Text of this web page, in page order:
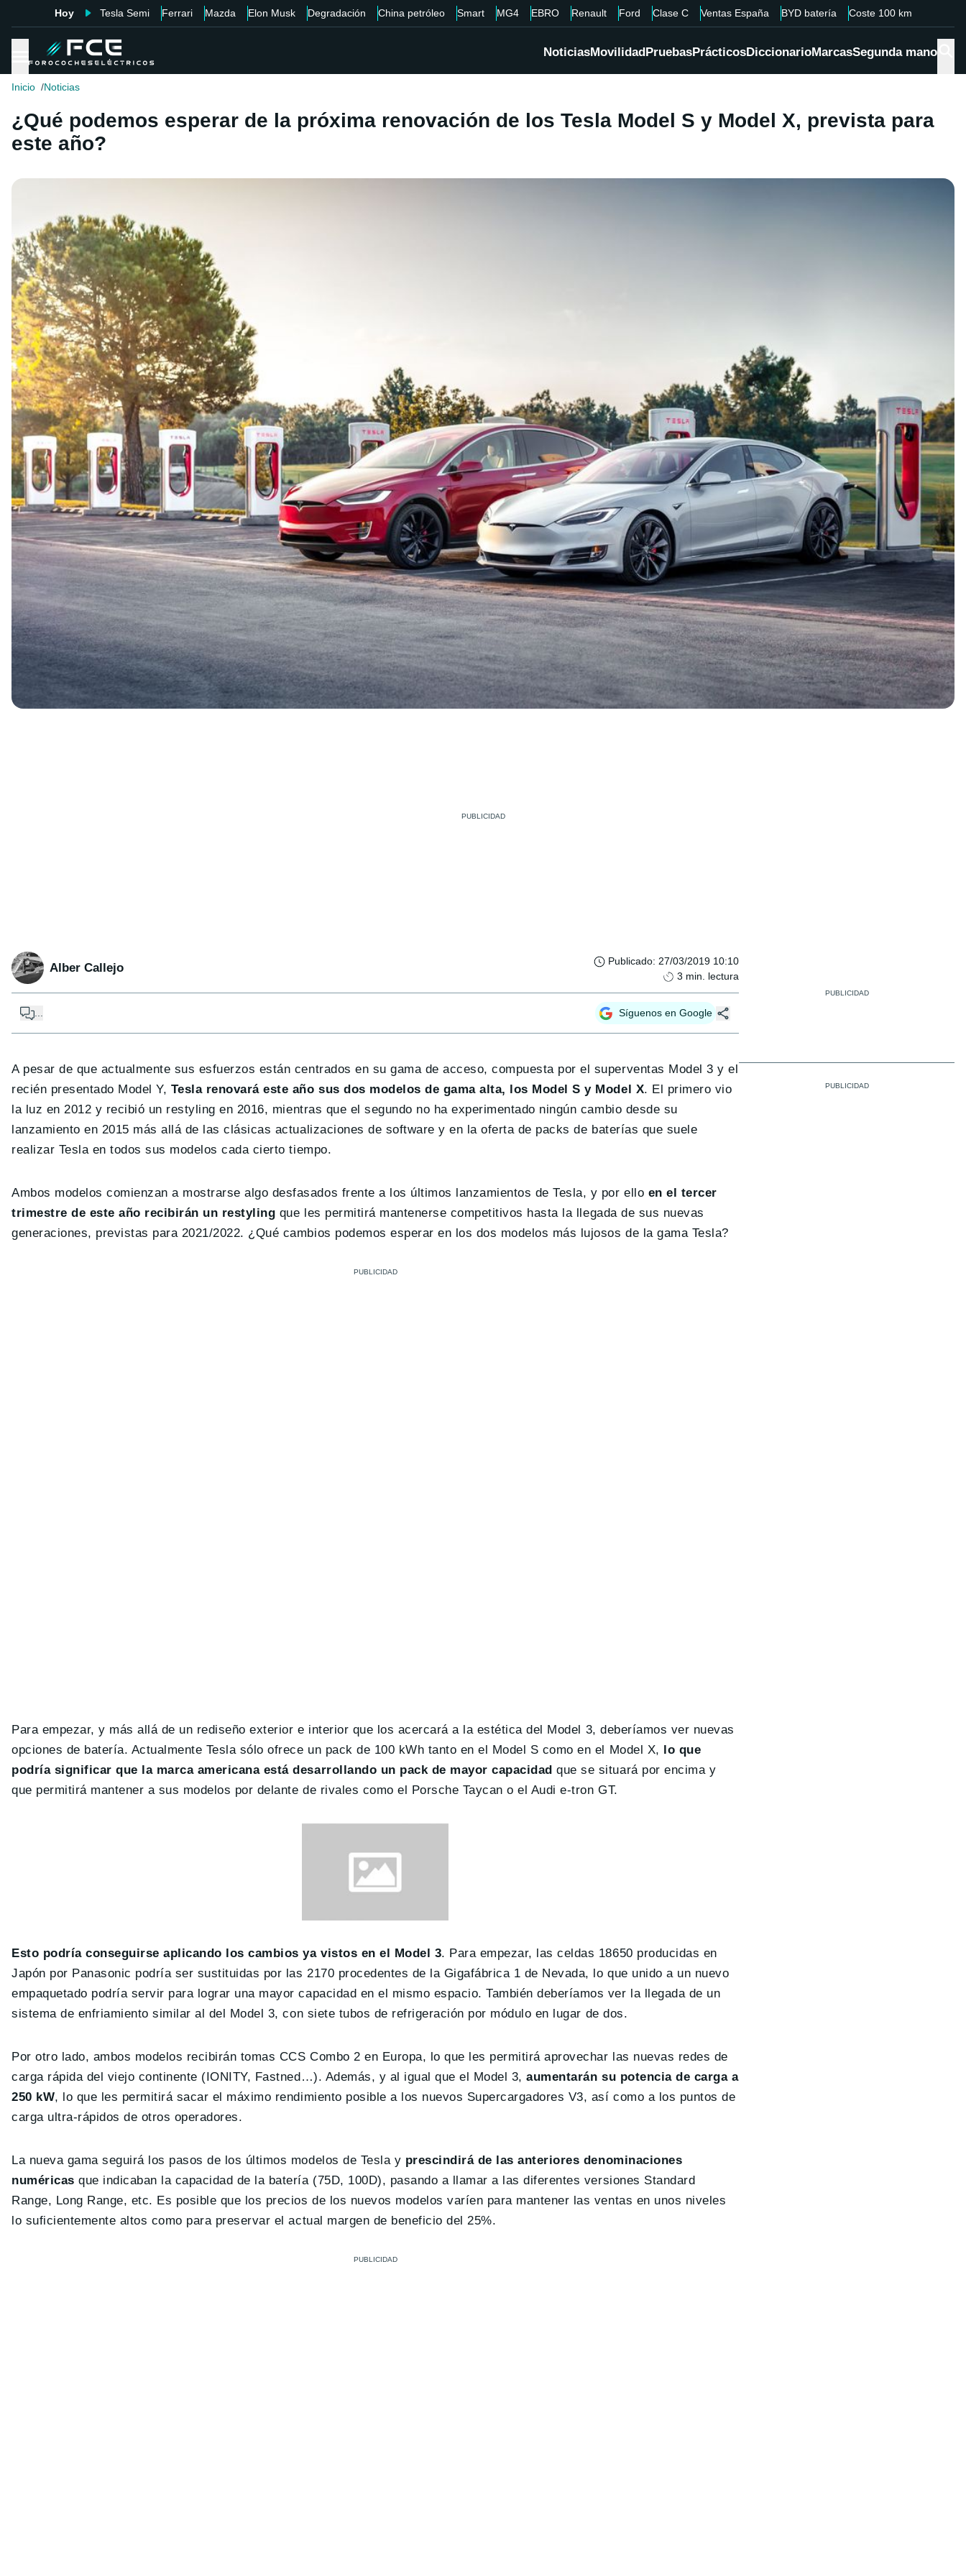
Hoy Tesla Semi Ferrari Mazda Elon Musk Degradación China petróleo Smart MG4 EBRO Renault Ford Clase C Ventas España BYD batería Coste 100 km
NoticiasMovilidadPruebasPrácticosDiccionarioMarcasSegunda mano
Inicio Noticias
¿Qué podemos esperar de la próxima renovación de los Tesla Model S y Model X, prevista para
este año?
Alber Callejo Publicado: 27/03/2019 10:10
3 min. lectura
... Síguenos en Google
A pesar de que actualmente sus esfuerzos están centrados en su gama de acceso, compuesta por el superventas Model 3 y el
recién presentado Model Y, Tesla renovará este año sus dos modelos de gama alta, los Model S y Model X. El primero vio
la luz en 2012 y recibió un restyling en 2016, mientras que el segundo no ha experimentado ningún cambio desde su
lanzamiento en 2015 más allá de las clásicas actualizaciones de software y en la oferta de packs de baterías que suele
realizar Tesla en todos sus modelos cada cierto tiempo.
Ambos modelos comienzan a mostrarse algo desfasados frente a los últimos lanzamientos de Tesla, y por ello en el tercer
trimestre de este año recibirán un restyling que les permitirá mantenerse competitivos hasta la llegada de sus nuevas
generaciones, previstas para 2021/2022. ¿Qué cambios podemos esperar en los dos modelos más lujosos de la gama Tesla?
Para empezar, y más allá de un rediseño exterior e interior que los acercará a la estética del Model 3, deberíamos ver nuevas
opciones de batería. Actualmente Tesla sólo ofrece un pack de 100 kWh tanto en el Model S como en el Model X,
lo que
podría significar que la marca americana está desarrollando un pack de mayor capacidad que se situará por encima y
que permitirá mantener a sus modelos por delante de rivales como el Porsche Taycan o el Audi e-tron GT.
Esto podría conseguirse aplicando los cambios ya vistos en el Model 3. Para empezar, las celdas 18650 producidas en
Japón por Panasonic podría ser sustituidas por las 2170 procedentes de la Gigafábrica 1 de Nevada, lo que unido a un nuevo
empaquetado podría servir para lograr una mayor capacidad en el mismo espacio. También deberíamos ver la llegada de un
sistema de enfriamiento similar al del Model 3, con siete tubos de refrigeración por módulo en lugar de dos.
Por otro lado, ambos modelos recibirán tomas CCS Combo 2 en Europa, lo que les permitirá aprovechar las nuevas redes de
carga rápida del viejo continente (IONITY, Fastned…). Además, y al igual que el Model 3,aumentarán su potencia de carga a
250 kW, lo que les permitirá sacar el máximo rendimiento posible a los nuevos Supercargadores V3, así como a los puntos de
carga ultra-rápidos de otros operadores.
La nueva gama seguirá los pasos de los últimos modelos de Tesla y prescindirá de las anteriores denominaciones
numéricas que indicaban la capacidad de la batería (75D, 100D), pasando a llamar a las diferentes versiones Standard
Range, Long Range, etc. Es posible que los precios de los nuevos modelos varíen para mantener las ventas en unos niveles
lo suficientemente altos como para preservar el actual margen de beneficio del 25%.